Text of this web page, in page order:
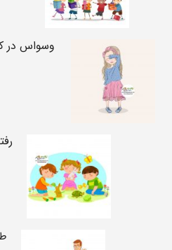
وسواس در